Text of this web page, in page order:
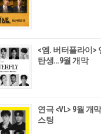
<엠. 버터플라이>
탄생…9월 개막
연극 <VL> 9월 개
스팅